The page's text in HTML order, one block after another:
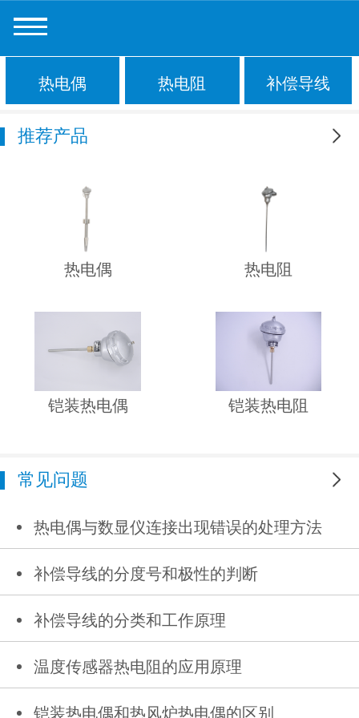
热电偶 热电阻 补偿导线
推荐产品
热电偶 热电阻
铠装热电偶 铠装热电阻
常见问题
热电偶与数显仪连接出现错误的处理方法
补偿导线的分度号和极性的判断
补偿导线的分类和工作原理
温度传感器热电阻的应用原理
铠装热电偶和热风炉热电偶的区别